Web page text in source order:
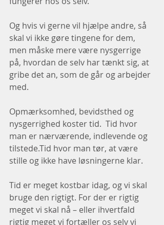
Og hvis vi gerne vil hjælpe andre, så
skal vi ikke gøre tingene for dem,
men måske mere være nysgerrige
på, hvordan de selv har tænkt sig, at
gribe det an, som de går og arbejder
med.
Opmærksomhed, bevidsthed og
nysgerrighed koster tid.  Tid hvor
man er nærværende, indlevende og
tilstede.Tid hvor man tør, at være
stille og ikke have løsningerne klar.
Tid er meget kostbar idag, og vi skal
bruge den rigtigt. For der er rigtig
meget vi skal nå – eller ihvertfald
rigtig meget vi fortæller os selv vi